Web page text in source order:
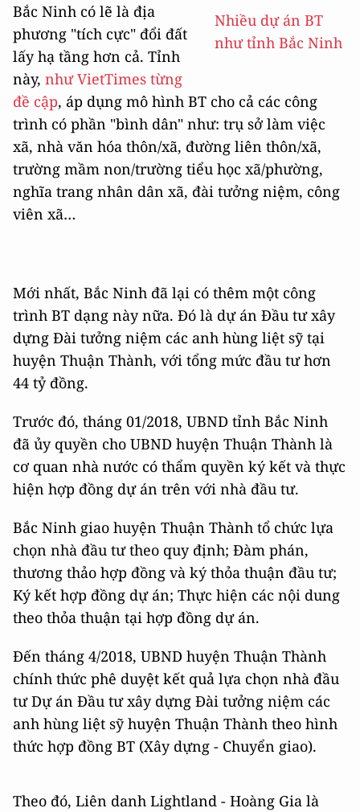
Nhiều dự án BT
như tỉnh Bắc Ninh
Bắc Ninh có lẽ là địa
phương "tích cực" đổi đất
lấy hạ tầng hơn cả. Tỉnh
này, như VietTimes từng
đề cập, áp dụng mô hình BT cho cả các công
trình có phần "bình dân" như: trụ sở làm việc
xã, nhà văn hóa thôn/xã, đường liên thôn/xã,
trường mầm non/trường tiểu học xã/phường,
nghĩa trang nhân dân xã, đài tưởng niệm, công
viên xã…
Mới nhất, Bắc Ninh đã lại có thêm một công
trình BT dạng này nữa. Đó là dự án Đầu tư xây
dựng Đài tưởng niệm các anh hùng liệt sỹ tại
huyện Thuận Thành, với tổng mức đầu tư hơn
44 tỷ đồng.
Trước đó, tháng 01/2018, UBND tỉnh Bắc Ninh
đã ủy quyền cho UBND huyện Thuận Thành là
cơ quan nhà nước có thẩm quyền ký kết và thực
hiện hợp đồng dự án trên với nhà đầu tư.
Bắc Ninh giao huyện Thuận Thành tổ chức lựa
chọn nhà đầu tư theo quy định; Đàm phán,
thương thảo hợp đồng và ký thỏa thuận đầu tư;
Ký kết hợp đồng dự án; Thực hiện các nội dung
theo thỏa thuận tại hợp đồng dự án.
Đến tháng 4/2018, UBND huyện Thuận Thành
chính thức phê duyệt kết quả lựa chọn nhà đầu
tư Dự án Đầu tư xây dựng Đài tưởng niệm các
anh hùng liệt sỹ huyện Thuận Thành theo hình
thức hợp đồng BT (Xây dựng - Chuyển giao).
Theo đó, Liên danh Lightland - Hoàng Gia là